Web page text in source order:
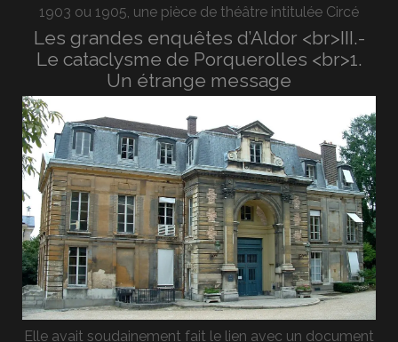
1903 ou 1905, une pièce de théâtre intitulée Circé
Les grandes enquêtes d’Aldor <br>III.-
Le cataclysme de Porquerolles <br>1.
Un étrange message
Elle avait soudainement fait le lien avec un document